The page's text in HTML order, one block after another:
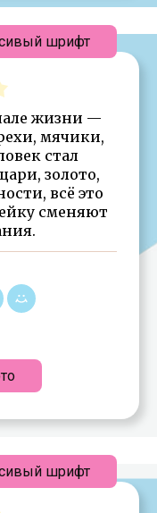
жизни —
мячики,
стал
золото,
всё это
сменяют
шрифт
шрифт